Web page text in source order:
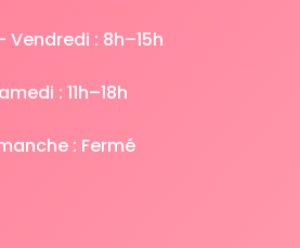
Vendredi : 8h–15h
: 11h–18h
: Fermé